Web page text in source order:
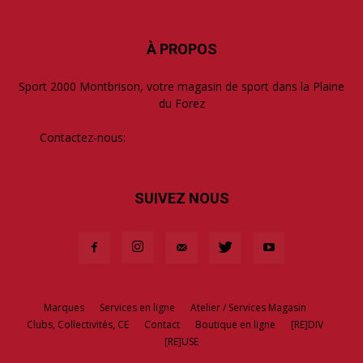
À PROPOS
Sport 2000 Montbrison, votre magasin de sport dans la Plaine
du Forez
Contactez-nous:
SUIVEZ NOUS
Marques Services en ligne
Atelier / Services Magasin
Clubs, Collectivités, CE
Contact Boutique en ligne
[RE]DIV
[RE]USE